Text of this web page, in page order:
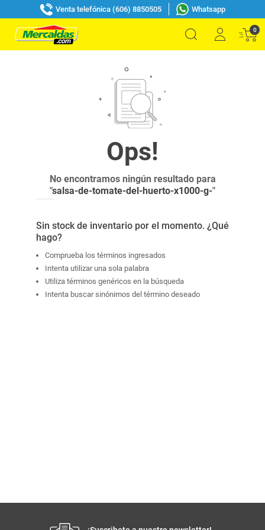
Venta telefónica (606) 8850505 Whatsapp
0
No encontramos ningún resultado para
"salsa-de-tomate-del-huerto-x1000-g-"
Sin stock de inventario por el momento. ¿Qué
hago?
Comprueba los términos ingresados
Intenta utilizar una sola palabra
Utiliza términos genéricos en la búsqueda
Intenta buscar sinónimos del término deseado